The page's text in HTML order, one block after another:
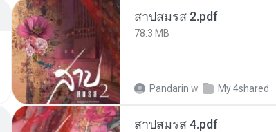
สาปสมรส 2.pdf
78.3 MB
Pandarin w My 4shared
สาปสมรส 4.pdf